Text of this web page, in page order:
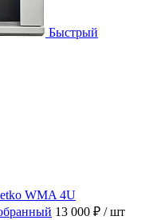
Быстрый
WMA 4U
13 000 ₽ / шт